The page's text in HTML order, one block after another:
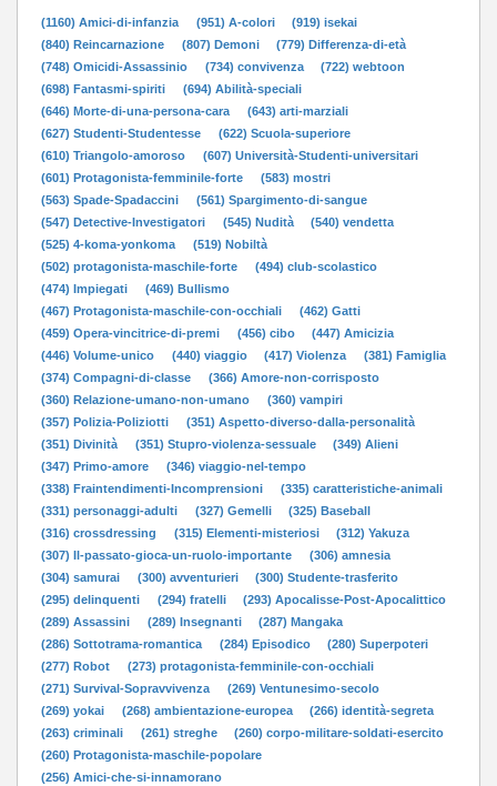
(1160) Amici-di-infanzia (951) A-colori
(919) isekai
(840) Reincarnazione
(807) Demoni
(779) Differenza-di-età
(748) Omicidi-Assassinio
(734) convivenza
(722) webtoon
(698) Fantasmi-spiriti
(694) Abilità-speciali
(646) Morte-di-una-persona-cara
(643) arti-marziali
(627) Studenti-Studentesse
(622) Scuola-superiore
(610) Triangolo-amoroso
(607) Università-Studenti-universitari
(601) Protagonista-femminile-forte
(583) mostri
(563) Spade-Spadaccini
(561) Spargimento-di-sangue
(547) Detective-Investigatori
(545) Nudità
(540) vendetta
(525) 4-koma-yonkoma
(519) Nobiltà
(502) protagonista-maschile-forte
(494) club-scolastico
(474) Impiegati
(469) Bullismo
(467) Protagonista-maschile-con-occhiali
(462) Gatti
(459) Opera-vincitrice-di-premi
(456) cibo
(447) Amicizia
(446) Volume-unico
(440) viaggio (417) Violenza
(381) Famiglia
(374) Compagni-di-classe
(366) Amore-non-corrisposto
(360) Relazione-umano-non-umano
(360) vampiri
(357) Polizia-Poliziotti
(351) Aspetto-diverso-dalla-personalità
(351) Divinità
(351) Stupro-violenza-sessuale
(349) Alieni
(347) Primo-amore
(346) viaggio-nel-tempo
(338) Fraintendimenti-Incomprensioni
(335) caratteristiche-animali
(331) personaggi-adulti
(327) Gemelli
(325) Baseball
(316) crossdressing
(315) Elementi-misteriosi
(312) Yakuza
(307) Il-passato-gioca-un-ruolo-importante
(306) amnesia
(304) samurai
(300) avventurieri
(300) Studente-trasferito
(295) delinquenti
(294) fratelli
(293) Apocalisse-Post-Apocalittico
(289) Assassini
(289) Insegnanti
(287) Mangaka
(286) Sottotrama-romantica
(284) Episodico
(280) Superpoteri
(277) Robot
(273) protagonista-femminile-con-occhiali
(271) Survival-Sopravvivenza
(269) Ventunesimo-secolo
(269) yokai
(268) ambientazione-europea
(266) identità-segreta
(263) criminali
(261) streghe
(260) corpo-militare-soldati-esercito
(260) Protagonista-maschile-popolare
(256) Amici-che-si-innamorano